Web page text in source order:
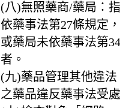
(八)無照藥商/藥局：
依藥事法第27條規定
或藥局未依藥事法第
者。
(九)藥品管理其他違
之藥品違反藥事法受